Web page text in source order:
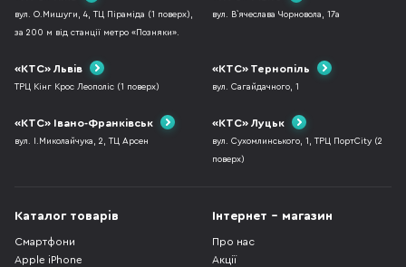
вул. О.Мишуги, 4, ТЦ Піраміда (1 поверх),
за 200 м від станції метро «Позняки».
вул. В`ячеслава Чорновола, 17а
«КТС» Львів
ТРЦ Кінг Крос Леополіс (1 поверх)
«КТС» Тернопіль
вул. Сагайдачного, 1
«КТС» Івано-Франківськ
вул. І.Миколайчука, 2, ТЦ Арсен
«КТС» Луцьк
вул. Сухомлинського, 1, ТРЦ ПортCity (2
поверх)
Каталог товарів
Смартфони
Apple iPhone
Інтернет - магазин
Про нас
Акції